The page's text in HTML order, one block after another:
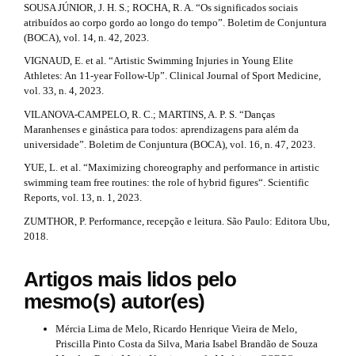
SOUSA JÚNIOR, J. H. S.; ROCHA, R. A. “Os significados sociais
atribuídos ao corpo gordo ao longo do tempo”. Boletim de Conjuntura
(BOCA), vol. 14, n. 42, 2023.
VIGNAUD, E. et al. “Artistic Swimming Injuries in Young Elite
Athletes: An 11-year Follow-Up”. Clinical Journal of Sport Medicine,
vol. 33, n. 4, 2023.
VILANOVA-CAMPELO, R. C.; MARTINS, A. P. S. “Danças
Maranhenses e ginástica para todos: aprendizagens para além da
universidade”. Boletim de Conjuntura (BOCA), vol. 16, n. 47, 2023.
YUE, L. et al. “Maximizing choreography and performance in artistic
swimming team free routines: the role of hybrid figures“. Scientific
Reports, vol. 13, n. 1, 2023.
ZUMTHOR, P. Performance, recepção e leitura. São Paulo: Editora Ubu,
2018.
Artigos mais lidos pelo
mesmo(s) autor(es)
Mércia Lima de Melo, Ricardo Henrique Vieira de Melo,
Priscilla Pinto Costa da Silva, Maria Isabel Brandão de Souza